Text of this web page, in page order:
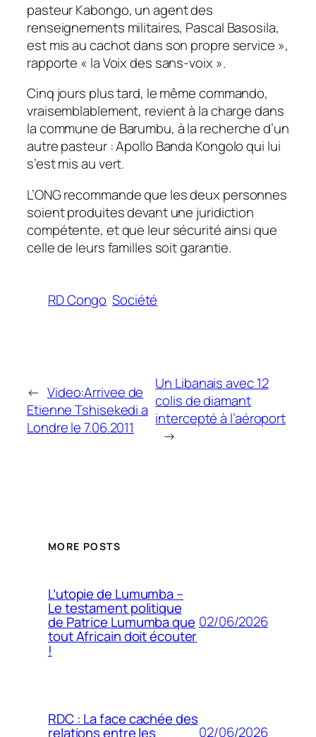
pasteur Kabongo, un agent des
renseignements militaires, Pascal Basosila,
est mis au cachot dans son propre service »,
rapporte « la Voix des sans-voix ».
Cinq jours plus tard, le même commando,
vraisemblablement, revient à la charge dans
la commune de Barumbu, à la recherche d’un
autre pasteur : Apollo Banda Kongolo qui lui
s’est mis au vert.
L’ONG recommande que les deux personnes
soient produites devant une juridiction
compétente, et que leur sécurité ainsi que
celle de leurs familles soit garantie.
RD Congo Société
← Video:Arrivee de
Etienne Tshisekedi a
Londre le 7.06.2011
Un Libanais avec 12
colis de diamant
intercepté à l’aéroport
→
MORE POSTS
L’utopie de Lumumba –
Le testament politique
de Patrice Lumumba que
tout Africain doit écouter
!
02/06/2026
RDC : La face cachée des
relations entre les 02/06/2026